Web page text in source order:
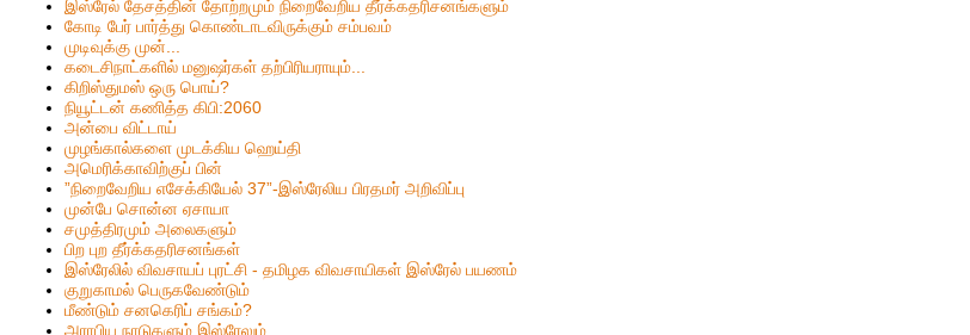
இஸ்ரேல் தேசத்தின் தோற்றமும் நிறைவேறிய தீர்க்கதரிசனங்களும்
கோடி பேர் பார்த்து கொண்டாடவிருக்கும் சம்பவம்
முடிவுக்கு முன்...
கடைசிநாட்களில் மனுஷர்கள் தற்பிரியராயும்...
கிறிஸ்தும‌ஸ் ஒரு பொய்?
நியூட்டன் கணித்த கிபி:2060
அன்பை விட்டாய்
முழங்கால்களை முடக்கிய ஹெய்தி
அமெரிக்காவிற்குப் பின்
”நிறைவேறிய எசேக்கியேல் 37”-இஸ்ரேலிய பிரதமர் அறிவிப்பு
முன்பே சொன்ன ஏசாயா
சமுத்திரமும் அலைகளும்
பிற புற தீர்க்கதரிசனங்கள்
இஸ்ரேலில் விவசாயப் புரட்சி - தமிழக விவசாயிகள் இஸ்ரேல் பயணம்
குறுகாமல் பெருகவேண்டும்
மீண்டும் சனகெரிப் சங்கம்?
அராபிய நாடுகளும் இஸ்ரேலும்